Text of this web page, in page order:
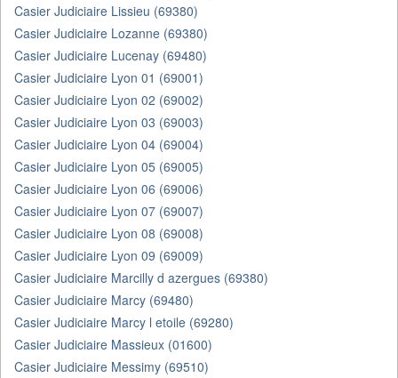
Casier Judiciaire Lissieu (69380)
Casier Judiciaire Lozanne (69380)
Casier Judiciaire Lucenay (69480)
Casier Judiciaire Lyon 01 (69001)
Casier Judiciaire Lyon 02 (69002)
Casier Judiciaire Lyon 03 (69003)
Casier Judiciaire Lyon 04 (69004)
Casier Judiciaire Lyon 05 (69005)
Casier Judiciaire Lyon 06 (69006)
Casier Judiciaire Lyon 07 (69007)
Casier Judiciaire Lyon 08 (69008)
Casier Judiciaire Lyon 09 (69009)
Casier Judiciaire Marcilly d azergues (69380)
Casier Judiciaire Marcy (69480)
Casier Judiciaire Marcy l etoile (69280)
Casier Judiciaire Massieux (01600)
Casier Judiciaire Messimy (69510)